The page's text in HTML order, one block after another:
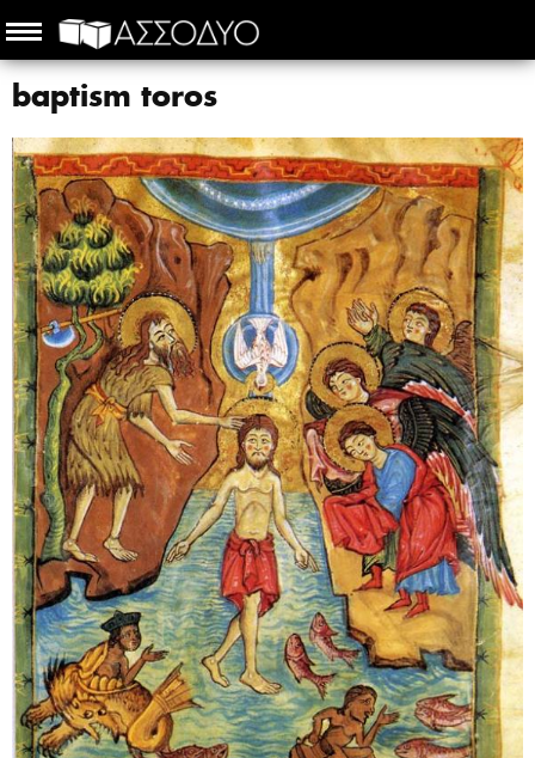
baptism toros